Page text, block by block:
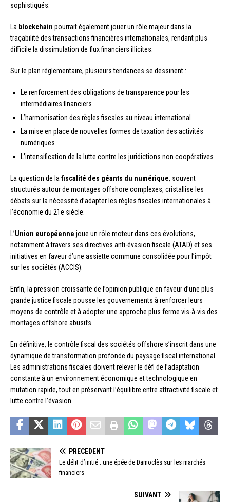
sophistiqués.
La blockchain pourrait également jouer un rôle majeur dans la
traçabilité des transactions financières internationales, rendant plus
difficile la dissimulation de flux financiers illicites.
Sur le plan réglementaire, plusieurs tendances se dessinent :
Le renforcement des obligations de transparence pour les
intermédiaires financiers
L’harmonisation des règles fiscales au niveau international
La mise en place de nouvelles formes de taxation des activités
numériques
L’intensification de la lutte contre les juridictions non coopératives
La question de la fiscalité des géants du numérique, souvent
structurés autour de montages offshore complexes, cristallise les
débats sur la nécessité d’adapter les règles fiscales internationales à
l’économie du 21e siècle.
L’Union européenne joue un rôle moteur dans ces évolutions,
notamment à travers ses directives anti-évasion fiscale (ATAD) et ses
initiatives en faveur d’une assiette commune consolidée pour l’impôt
sur les sociétés (ACCIS).
Enfin, la pression croissante de l’opinion publique en faveur d’une plus
grande justice fiscale pousse les gouvernements à renforcer leurs
moyens de contrôle et à adopter une approche plus ferme vis-à-vis des
montages offshore abusifs.
En définitive, le contrôle fiscal des sociétés offshore s’inscrit dans une
dynamique de transformation profonde du paysage fiscal international.
Les administrations fiscales doivent relever le défi de l’adaptation
constante à un environnement économique et technologique en
mutation rapide, tout en préservant l’équilibre entre attractivité fiscale et
lutte contre l’évasion.
PRÉCÉDENT
Le délit d’initié : une épée de Damoclès sur les marchés
financiers
SUIVANT